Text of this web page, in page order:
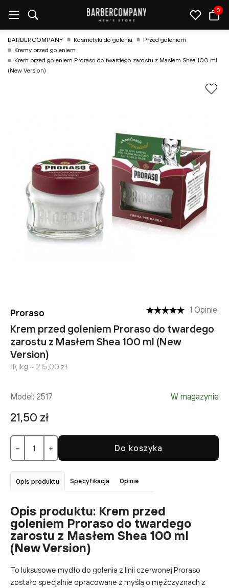
0
BARBERCOMPANY Kosmetyki do golenia
Przed goleniem
Kremy przed goleniem
Krem przed goleniem Proraso do twardego zarostu z Masłem Shea 100 ml
(New Version)
Proraso 1 Opinie:
Krem przed goleniem Proraso do twardego
zarostu z Masłem Shea 100 ml (New
Version)
W magazynie
Model: 2517
21,50 zł
1l\1kg ~ 215,00 zł
Do koszyka
Opis produktu Specyfikacja Opinie
Opis produktu: Krem przed
goleniem Proraso do twardego
zarostu z Masłem Shea 100 ml
(New Version)
To luksusowe mydło do golenia z linii czerwonej Proraso
zostało specjalnie opracowane z myślą o mężczyznach z